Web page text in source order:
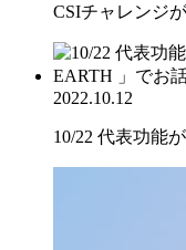
CSIチャレンジ
2022.10.12
10/22 代表功能